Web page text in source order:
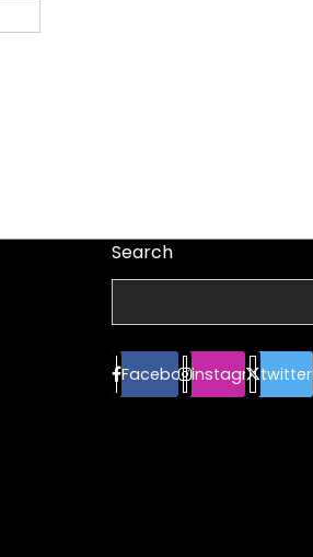
Search
Facebookinstagramtwitter